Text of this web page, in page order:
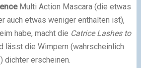
Multi Action Mascara (die etwas
auch etwas weniger enthalten ist),
habe, macht die Catrice Lashes to
lässt die Wimpern (wahrscheinlich
dichter erscheinen.